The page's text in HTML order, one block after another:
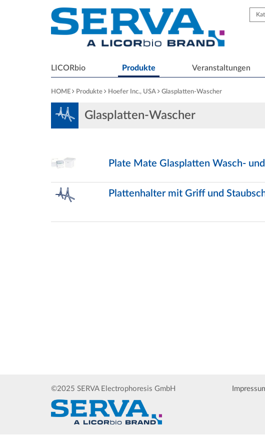
LICORbio Produkte Veranstaltungen
HOME Produkte Hoefer Inc., USA Glasplatten-Wascher
Glasplatten-Wascher
Plate Mate Glasplatten Wasch-
Plattenhalter mit Griff und
©2025 SERVA Electrophoresis GmbH